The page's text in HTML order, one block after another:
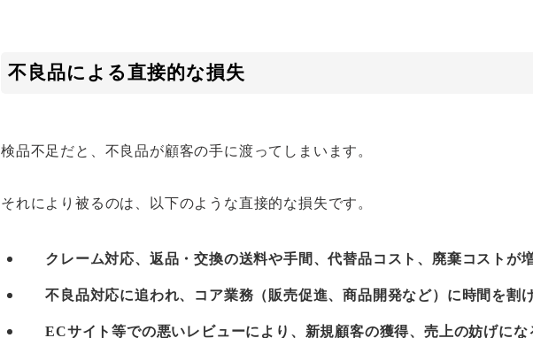
不良品による直接的な損失
検品不足だと、不良品が顧客の手に渡ってしまいます。
それにより被るのは、以下のような直接的な損失です。
クレーム対応、返品・交換の送料や手間、代替品コスト、廃棄コストが
不良品対応に追われ、コア業務（販売促進、商品開発など）に時間を割
ECサイト等での悪いレビューにより、新規顧客の獲得、売上の妨げにな